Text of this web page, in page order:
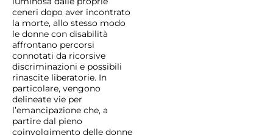
ceneri dopo aver incontrato
la morte, allo stesso modo
le donne con disabilità
affrontano percorsi
connotati da ricorsive
discriminazioni e possibili
rinascite liberatorie. In
particolare, vengono
delineate vie per
l’emancipazione che, a
partire dal pieno
coinvolgimento delle donne